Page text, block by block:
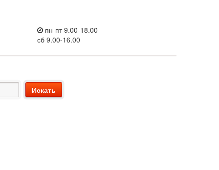
пн-пт 9.00-18.00
сб 9.00-16.00